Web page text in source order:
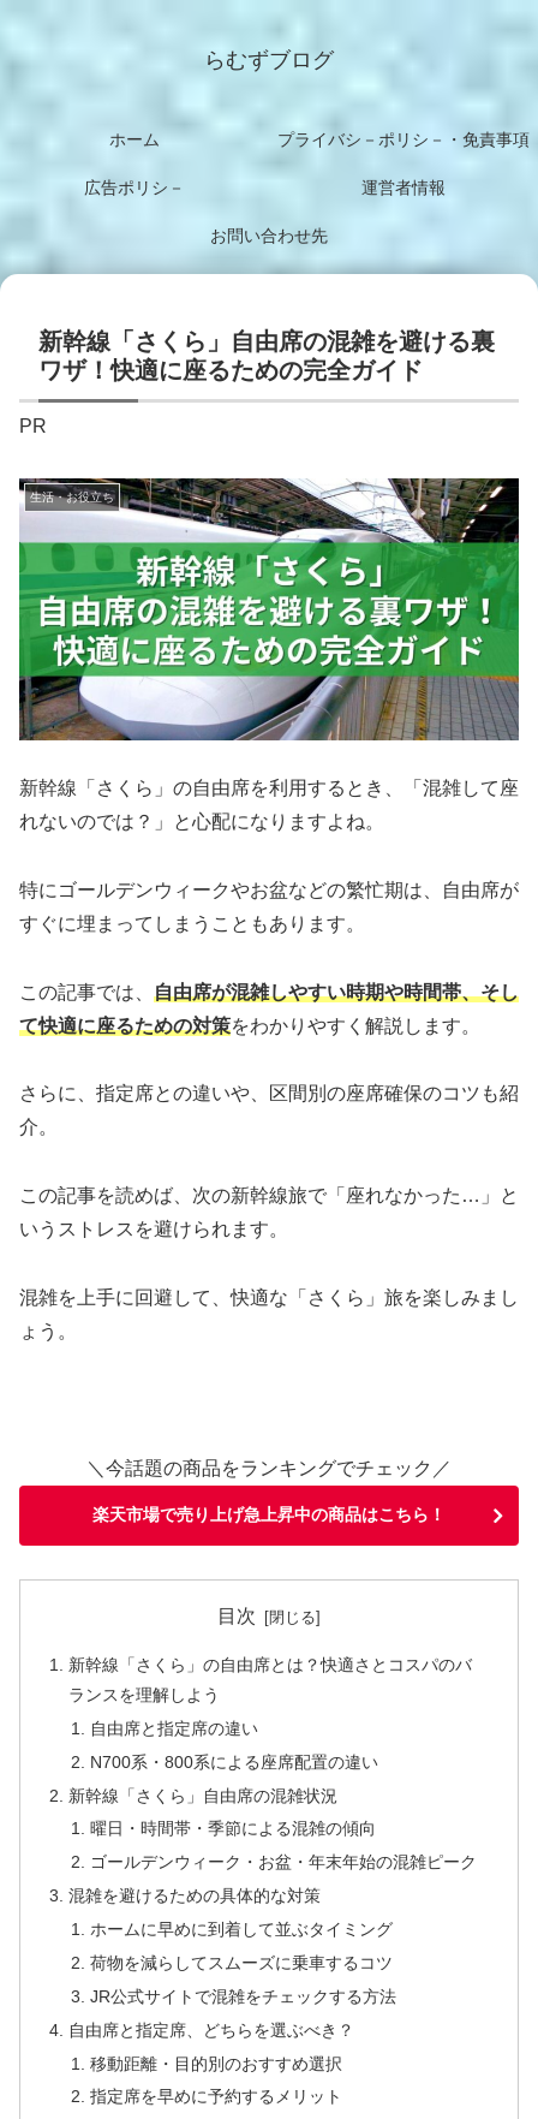
らむずブログ
ホーム プライバシ－ポリシ－・免責事項
広告ポリシ－ 運営者情報
お問い合わせ先
新幹線「さくら」自由席の混雑を避ける裏
ワザ！快適に座るための完全ガイド
PR
生活・お役立ち
新幹線「さくら」の自由席を利用するとき、「混雑して座
れないのでは？」と心配になりますよね。
特にゴールデンウィークやお盆などの繁忙期は、自由席が
すぐに埋まってしまうこともあります。
この記事では、 自由席が混雑しやすい時期や時間帯、そし
て快適に座るための対策をわかりやすく解説します。
さらに、指定席との違いや、区間別の座席確保のコツも紹
介。
この記事を読めば、次の新幹線旅で「座れなかった…」と
いうストレスを避けられます。
混雑を上手に回避して、快適な「さくら」旅を楽しみまし
ょう。
＼今話題の商品をランキングでチェック／
楽天市場で売り上げ急上昇中の商品はこちら！
目次
新幹線「さくら」の自由席とは？快適さとコスパのバ
ランスを理解しよう
自由席と指定席の違い
N700系・800系による座席配置の違い
新幹線「さくら」自由席の混雑状況
曜日・時間帯・季節による混雑の傾向
ゴールデンウィーク・お盆・年末年始の混雑ピーク
混雑を避けるための具体的な対策
ホームに早めに到着して並ぶタイミング
荷物を減らしてスムーズに乗車するコツ
JR公式サイトで混雑をチェックする方法
自由席と指定席、どちらを選ぶべき？
移動距離・目的別のおすすめ選択
指定席を早めに予約するメリット